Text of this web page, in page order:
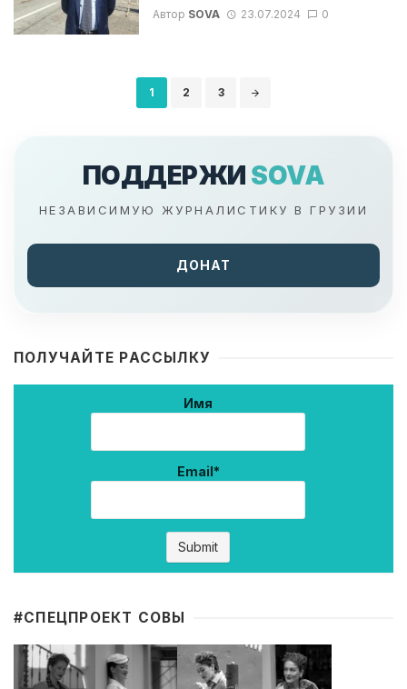
Автор SOVA 23.07.2024 0
1 2 3
ПОДДЕРЖИ SOVA
НЕЗАВИСИМУЮ ЖУРНАЛИСТИКУ В ГРУЗИИ
ДОНАТ
ПОЛУЧАЙТЕ РАССЫЛКУ
Имя
Email*
#CПЕЦПРОЕКТ СОВЫ